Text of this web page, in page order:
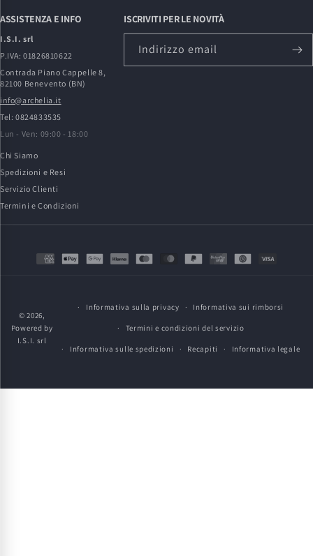
ASSISTENZA E INFO
I.S.I. srl
P.IVA: 01826810622
Contrada Piano Cappelle 8,
82100 Benevento (BN)
info@archelia.it
Tel: 0824833535
Lun - Ven: 09:00 - 18:00
Chi Siamo
Spedizioni e Resi
Servizio Clienti
Termini e Condizioni
ISCRIVITI PER LE NOVITÀ
Indirizzo email
Metodi
© 2026,
Powered by
I.S.I. srl
Informativa sulla privacy Informativa sui rimborsi
Termini e condizioni del servizio
Informativa sulle spedizioni Recapiti Informativa legale